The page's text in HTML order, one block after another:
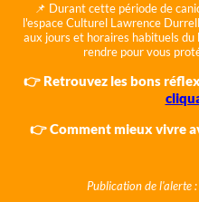
📌 Durant cette période de
l'espace Culturel Lawrence
aux jours et horaires habituels du
rendre pour vous
👉 Retrouvez les bons
👉 Comment mieux vivre
Publication de